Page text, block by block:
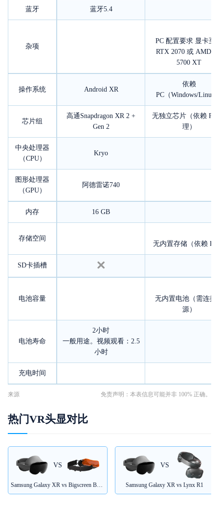
蓝牙 蓝牙5.4
杂项
PC 配置要求 显卡至
RTX 2070 或 AMD
5700 XT
操作系统 Android XR
依赖
PC（Windows/Linux
芯片组
高通Snapdragon XR 2 +
Gen 2
无独立芯片（依赖 PC
理）
中央处理器
（CPU）
Kryo
图形处理器
（GPU）
阿德雷诺740
内存 16 GB
存储空间
无内置存储（依赖
SD卡插槽
电池容量
无内置电池（需连接
源）
电池寿命
2小时
一般用途。视频观看：2.5
小时
充电时间
来源 免责声明：本表信息可能并非 100% 正确。
热门VR头显对比
VS
Samsung Galaxy XR vs Bigscreen Beyond 2
VS
Samsung Galaxy XR vs Lynx R1